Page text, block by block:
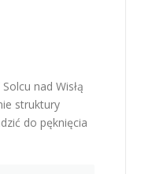
nad Wisłą
struktury
do pęknięcia